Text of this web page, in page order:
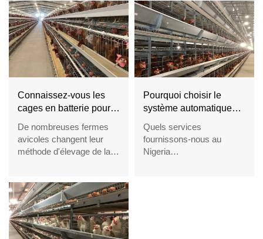
Connaissez-vous les
cages en batterie pour
Nigeria
De nombreuses fermes
avicoles changent leur
méthode d'élevage de la
dans la ferme, et les petits
agriculteurs utilisent
uniquement des cages
tandis que les grands
Pourquoi choisir le
système automatique
au Nigeria
Quels services
fournissons-nous au
Nigeria